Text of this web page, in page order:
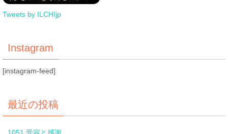
Tweets by ILCHIjp
Instagram
[instagram-feed]
最近の投稿